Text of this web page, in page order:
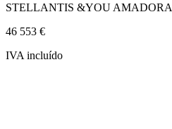
STELLANTIS &YOU AMADORA
46 553 €
IVA incluído